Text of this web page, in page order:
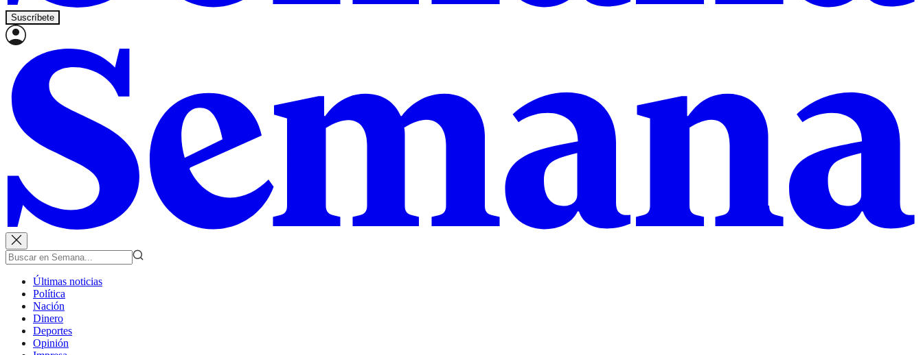
Suscríbete
Últimas noticias
Política
Nación
Dinero
Deportes
Opinión